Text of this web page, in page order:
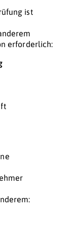
ist
erforderlich: